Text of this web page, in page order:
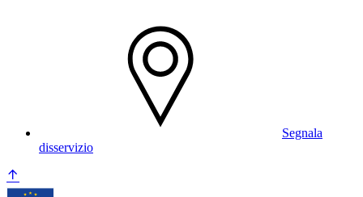
Segnala
disservizio